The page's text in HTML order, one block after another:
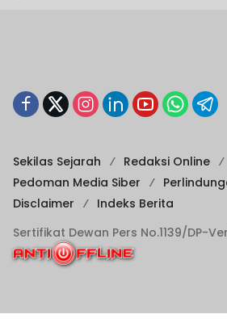
Sekilas Sejarah
Redaksi Online
Pedoman Media Siber
Disclaimer
Indeks Berita
Sertifikat Dewan Pers No.1139/DP-